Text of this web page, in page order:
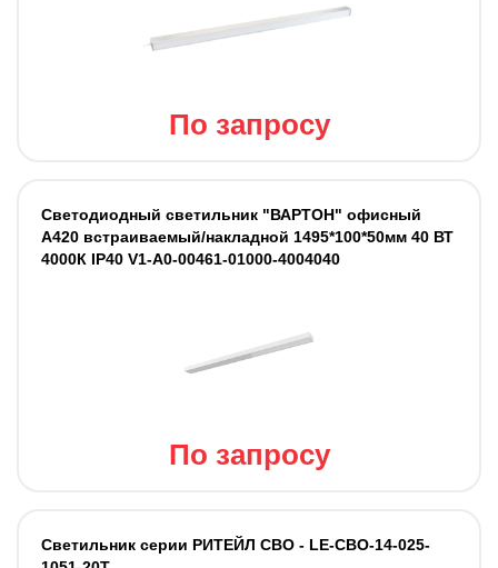
По запросу
Светодиодный светильник "ВАРТОН" офисный
А420 встраиваемый/накладной 1495*100*50мм 40 ВТ
4000К IP40 V1-A0-00461-01000-4004040
По запросу
Светильник cерии РИТЕЙЛ СВО - LE-СВО-14-025-